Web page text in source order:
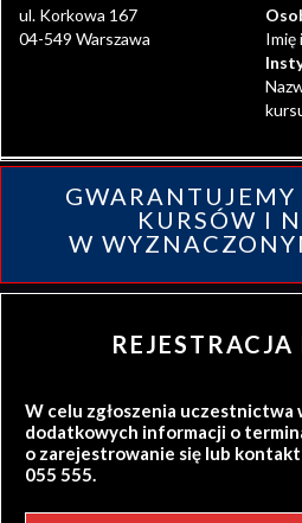
ul. Korkowa 167
04-549 Warszawa
Imię
KURSÓW I
W
W celu zgłoszenia uczestnictwa
dodatkowych informacji o
o zarejestrowanie się lub
055 555.